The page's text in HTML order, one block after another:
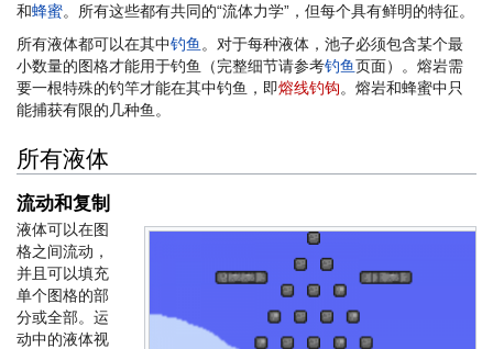
到
导
航
到
搜
索
和蜂蜜。所有这些都有共同的“流体力学”，但每个具有鲜明的特征。
所有液体都可以在其中钓鱼。对于每种液体，池子必须包含某个最
小数量的图格才能用于钓鱼（完整细节请参考钓鱼页面）。熔岩需
要一根特殊的钓竿才能在其中钓鱼，即熔线钓钩。熔岩和蜂蜜中只
能捕获有限的几种鱼。
所有液体
流动和复制
液体可以在图
格之间流动，
并且可以填充
单个图格的部
分或全部。运
动中的液体视